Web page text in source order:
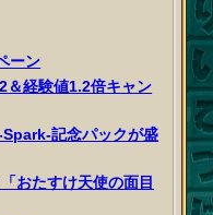
ーン
＆経験値1.2倍キャン
記念パックが盛
おたすけ天使の面目